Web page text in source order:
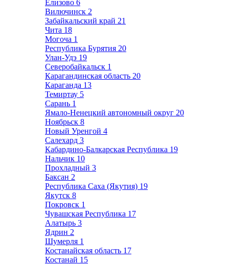
Елизово 6
Вилючинск 2
Забайкальский край 21
Чита 18
Могоча 1
Республика Бурятия 20
Улан-Удэ 19
Северобайкальск 1
Карагандинская область 20
Караганда 13
Темиртау 5
Сарань 1
Ямало-Ненецкий автономный округ 20
Ноябрьск 8
Новый Уренгой 4
Салехард 3
Кабардино-Балкарская Республика 19
Нальчик 10
Прохладный 3
Баксан 2
Республика Саха (Якутия) 19
Якутск 8
Покровск 1
Чувашская Республика 17
Алатырь 3
Ядрин 2
Шумерля 1
Костанайская область 17
Костанай 15